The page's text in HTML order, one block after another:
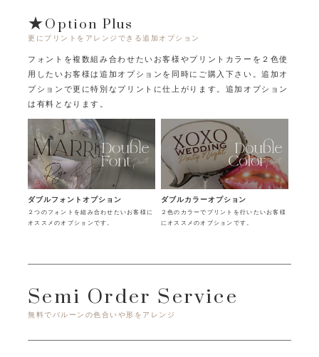
★Option Plus
更にプリントをアレンジできる追加オプション
フォントを複数組み合わせたいお客様やプリントカラーを２色使
用したいお客様は追加オプションを同時にご購入下さい。追加オ
プションで更に特別なプリントに仕上がります。追加オプション
は有料となります。
ダブルフォントオプション
２つのフォントを組み合わせたいお客様に
オススメのオプションです。
ダブルカラーオプション
２色のカラーでプリントを行いたいお客様
にオススメのオプションです。
Semi Order Service
無料でバルーンの色合いや形をアレンジ